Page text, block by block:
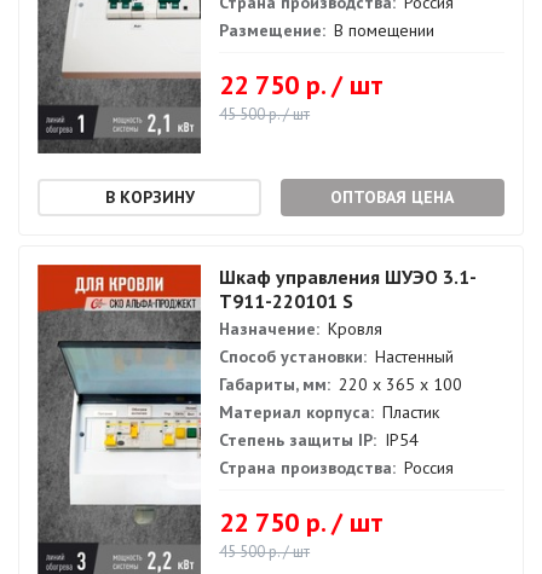
Размещение: В помещении
22 750 р. / шт
45 500 р. / шт
ОПТОВАЯ ЦЕНА
Шкаф управления ШУЭО 3.1-
Т911-220101 S
Назначение: Кровля
Способ установки: Настенный
Габариты, мм: 220 х 365 х 100
Материал корпуса: Пластик
Степень защиты IP: IP54
Страна производства: Россия
22 750 р. / шт
45 500 р. / шт